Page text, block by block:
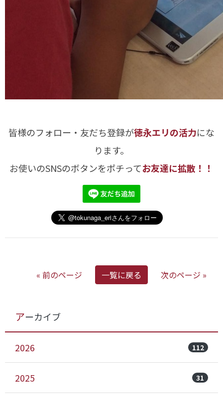
皆様のフォロー・友だち登録が徳永エリの活力にな
ります。
お使いのSNSのボタンをポチってお友達に拡散！！
« 前のページ 一覧に戻る 次のページ »
アーカイブ
2026 112
2025 31